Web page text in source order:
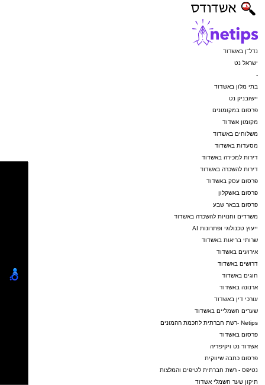
נדל"ן באשדוד
ישראל נט
-
בתי מלון באשדוד
יישובניק נט
פרסום במקומונים
מקומון אשדוד
משלוחים באשדוד
מסעדות באשדוד
דירות למכירה באשדוד
דירות להשכרה באשדוד
פרסום עסק באשדוד
פרסום באשקלון
פרסום בבאר שבע
משרדים וחנויות להשכרה באשדוד
ייעוץ טכנולוגי ופתרונות AI
שרותי בריאות באשדוד
אירועים באשדוד
דרושים באשדוד
חוגים באשדוד
ארנונה באשדוד
עורכי דין באשדוד
שערים חשמליים באשדוד
Netips -רשת חברתית לחכמת ההמונים
פרסום באשדוד
אשדוד נט ויקיפדיה
פרסום כתבה שיווקית
נטיפס - רשת חברתית לטיפים והמלצות
תיקון שער חשמלי אשדוד